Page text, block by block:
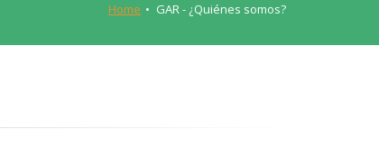
Home GAR - ¿Quiénes somos?